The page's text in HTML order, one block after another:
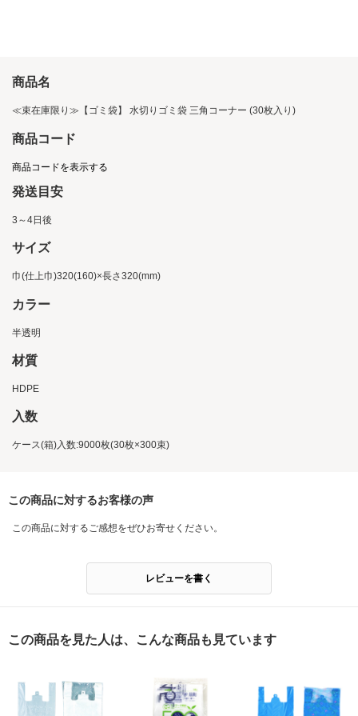
商品名
≪束在庫限り≫【ゴミ袋】 水切りゴミ袋 三角コーナー (30枚入り)
商品コード
商品コードを表示する
発送目安
3～4日後
サイズ
巾(仕上巾)320(160)×長さ320(mm)
カラー
半透明
材質
HDPE
入数
ケース(箱)入数:9000枚(30枚×300束)
この商品に対するお客様の声
この商品に対するご感想をぜひお寄せください。
レビューを書く
この商品を見た人は、こんな商品も見ています